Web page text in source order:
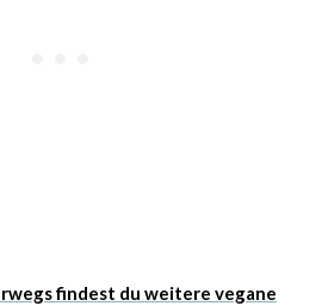
findest du weitere vegane